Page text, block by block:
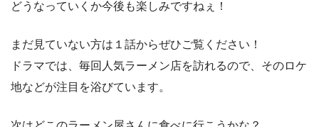
どうなっていくか今後も楽しみですねぇ！
まだ見ていない方は１話からぜひご覧ください！
ドラマでは、毎回人気ラーメン店を訪れるので、そのロケ
地などが注目を浴びています。